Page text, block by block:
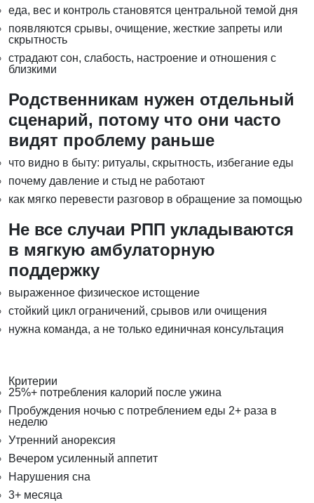
еда, вес и контроль становятся центральной темой дня
появляются срывы, очищение, жесткие запреты или
скрытность
страдают сон, слабость, настроение и отношения с
близкими
Родственникам нужен отдельный
сценарий, потому что они часто
видят проблему раньше
что видно в быту: ритуалы, скрытность, избегание еды
почему давление и стыд не работают
как мягко перевести разговор в обращение за помощью
Не все случаи РПП укладываются
в мягкую амбулаторную
поддержку
выраженное физическое истощение
стойкий цикл ограничений, срывов или очищения
нужна команда, а не только единичная консультация
Критерии
25%+ потребления калорий после ужина
Пробуждения ночью с потреблением еды 2+ раза в
неделю
Утренний анорексия
Вечером усиленный аппетит
Нарушения сна
3+ месяца